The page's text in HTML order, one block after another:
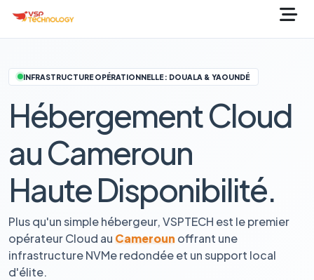
INFRASTRUCTURE OPÉRATIONNELLE : DOUALA & YAOUNDÉ
Hébergement Cloud
au Cameroun
Haute Disponibilité.
Plus qu'un simple hébergeur, VSPTECH est le premier
opérateur Cloud au Cameroun offrant une
infrastructure NVMe redondée et un support local
d'élite.